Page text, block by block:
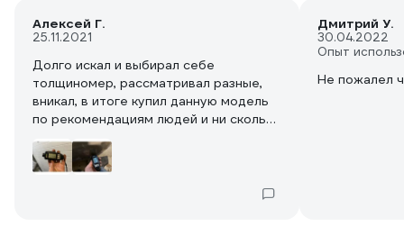
Алексей Г.
25.11.2021
Долго искал и выбирал себе
толщиномер, рассматривал разные,
вникал, в итоге купил данную модель
по рекомендациям людей и ни сколько
об этом не пожалел. за эти деньги
реально лучше не найдете.Если
хотите взять чуть мощнее - он стоить
будет выше 40 тыс.рублей. Ловит до
Дмитрий У.
30.04.2022
Опыт
Не пожалел